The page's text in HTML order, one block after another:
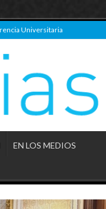
Universitaria
EN LOS MEDIOS